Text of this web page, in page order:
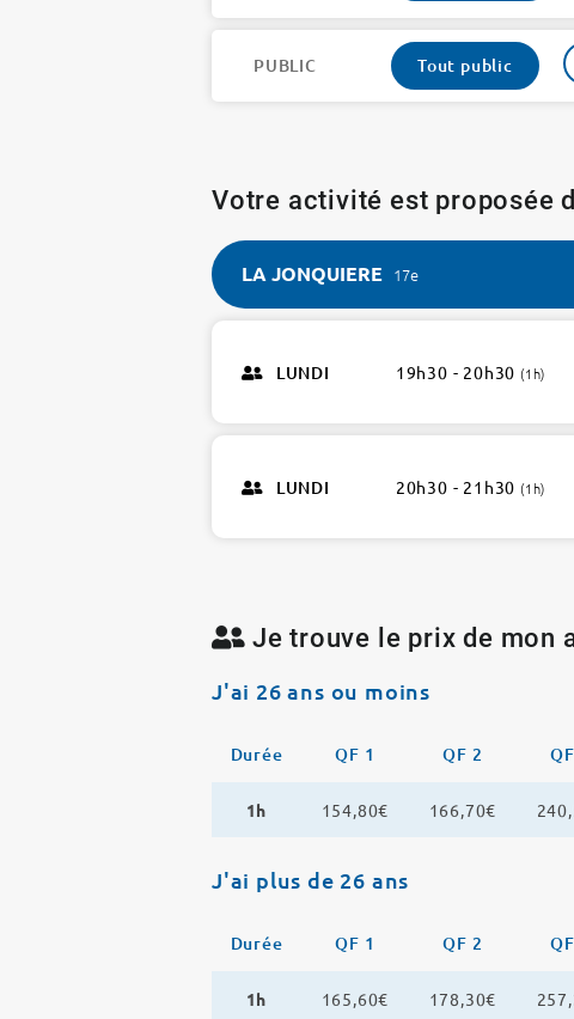
PUBLIC Tout public
Votre activité est proposée
LA JONQUIERE 17e
17e
ateliers
LUNDI 19h30 - 20h30 (1h)
LUNDI 20h30 - 21h30 (1h)
Je trouve le prix de
J'ai 26 ans ou moins
Durée QF 1 QF 2
1h 154,80€ 166,70€
J'ai plus de 26 ans
Durée QF 1 QF 2
1h 165,60€ 178,30€